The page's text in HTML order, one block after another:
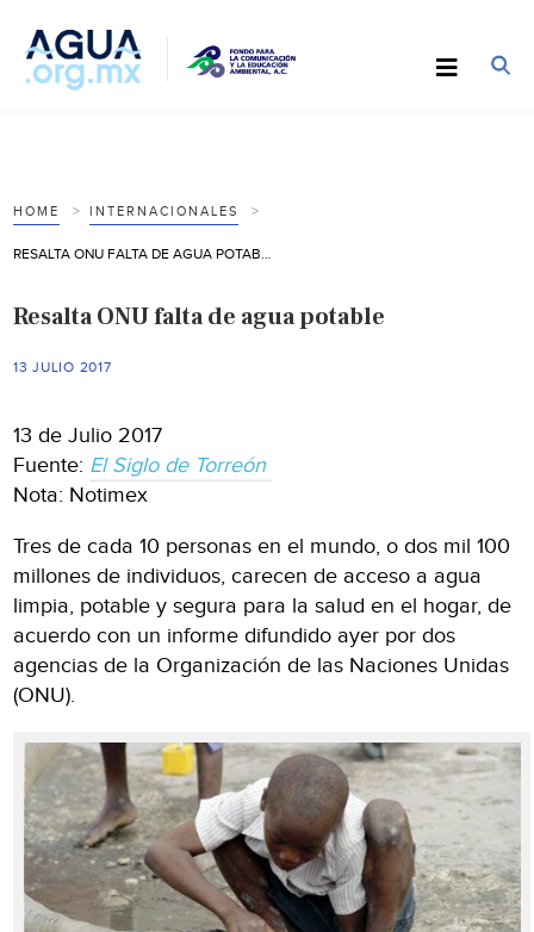
HOME INTERNACIONALES
Resalta ONU falta de agua potable
13 JULIO 2017
13 de Julio 2017
Fuente: El Siglo de Torreón
Nota: Notimex
Tres de cada 10 personas en el mundo, o dos mil 100
millones de individuos, carecen de acceso a agua
limpia, potable y segura para la salud en el hogar, de
acuerdo con un informe difundido ayer por dos
agencias de la Organización de las Naciones Unidas
(ONU).